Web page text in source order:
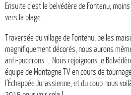
Ensuite c’est le belvédère de Fontenu,
vers la plage …
Traversée du village de Fontenu, belles
magnifiquement décorés, nous aurons
anti-pucerons … Nous rejoignons le
équipe de Montagne TV en cours de
l’Échappée Jurassienne, et du coup nous